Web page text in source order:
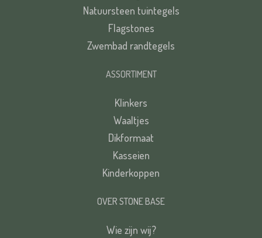
Natuursteen tuintegels
Flagstones
Zwembad randtegels
ASSORTIMENT
Klinkers
Waaltjes
Dikformaat
Kasseien
Kinderkoppen
OVER STONE BASE
Wie zijn wij?